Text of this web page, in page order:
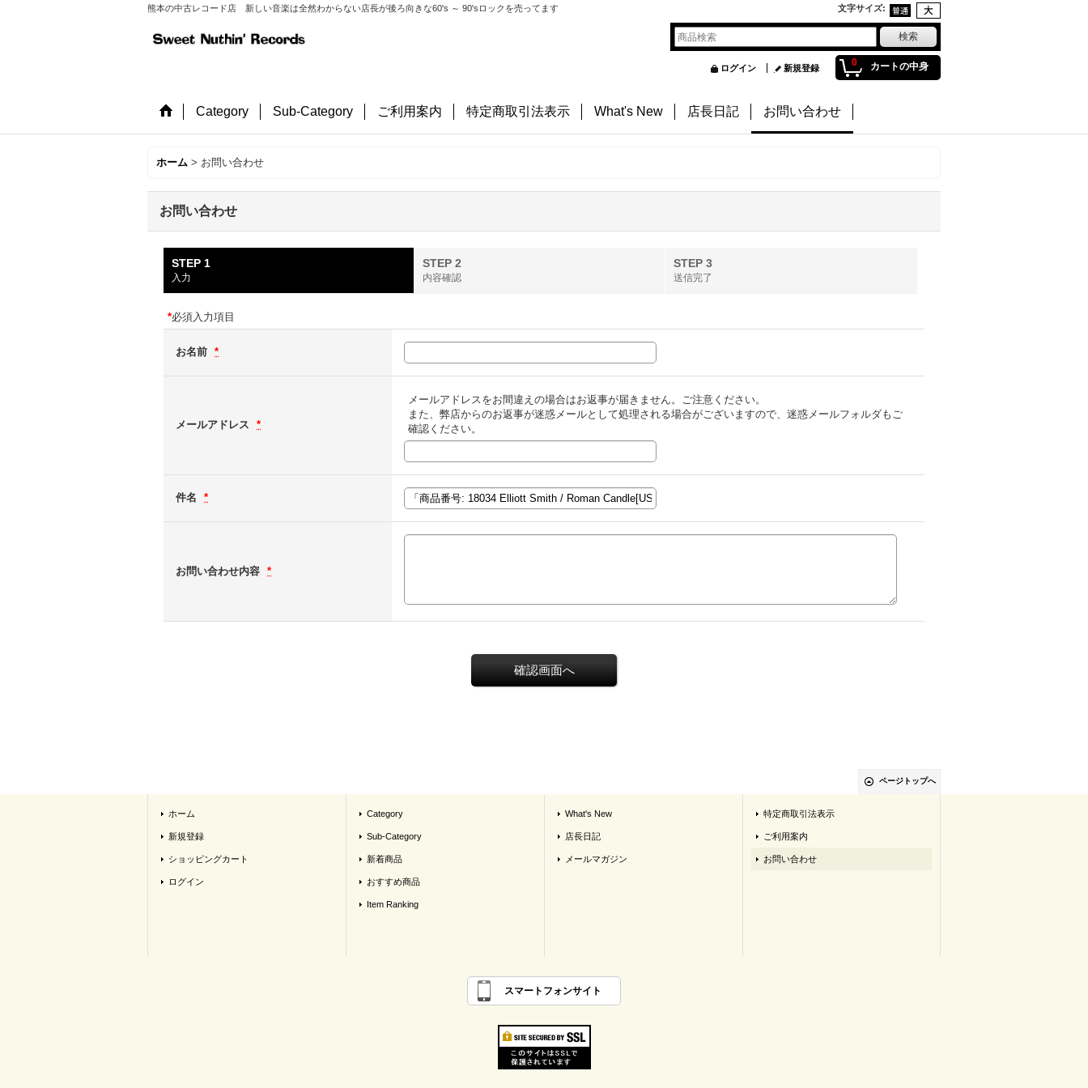
熊本の中古レコード店 新しい音楽は全然わからない店長が後ろ向きな60's ～ 90'sロックを売ってます 文字サイズ:
0 カートの中身
ログイン 新規登録
Category Sub-Category ご利用案内 特定商取引法表示 What's New 店長日記 お問い合わせ
ホーム > お問い合わせ
お問い合わせ
STEP 1
入力
STEP 2
内容確認
STEP 3
送信完了
*必須入力項目
お名前 *
メールアドレス *
メールアドレスをお間違えの場合はお返事が届きません。ご注意ください。
また、弊店からのお返事が迷惑メールとして処理される場合がございますので、迷惑メールフォルダもご
確認ください。
件名 *
お問い合わせ内容 *
ページトップへ
ホーム
新規登録
ショッピングカート
ログイン
Category
Sub-Category
新着商品
おすすめ商品
Item Ranking
What's New
店長日記
メールマガジン
特定商取引法表示
ご利用案内
お問い合わせ
スマートフォンサイト